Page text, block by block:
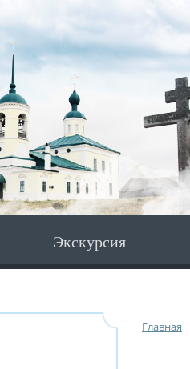
Экскурсия
Главная